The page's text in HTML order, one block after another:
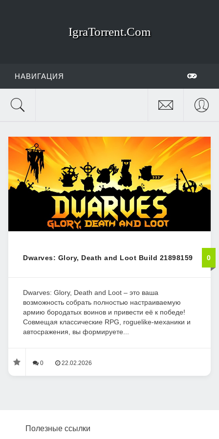
IgraTorrent.Com
НАВИГАЦИЯ
Dwarves: Glory, Death and Loot Build 21898159 0
Dwarves: Glory, Death and Loot – это ваша
возможность собрать полностью настраиваемую
армию бородатых воинов и привести её к победе!
Совмещая классические RPG, roguelike-механики и
автосражения, вы формируете...
0 22.02.2026
Полезные ссылки